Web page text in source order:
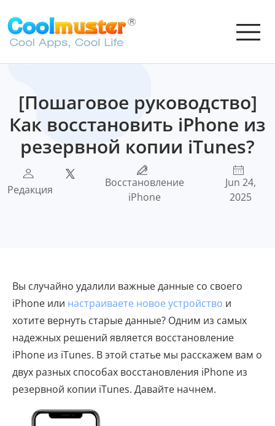
[Пошаговое руководство]
Как восстановить iPhone из
резервной копии iTunes?
Редакция
Восстановление
iPhone
Jun 24,
2025
Вы случайно удалили важные данные со своего
iPhone или настраиваете новое устройство и
хотите вернуть старые данные? Одним из самых
надежных решений является восстановление
iPhone из iTunes. В этой статье мы расскажем вам о
двух разных способах восстановления iPhone из
резервной копии iTunes. Давайте начнем.